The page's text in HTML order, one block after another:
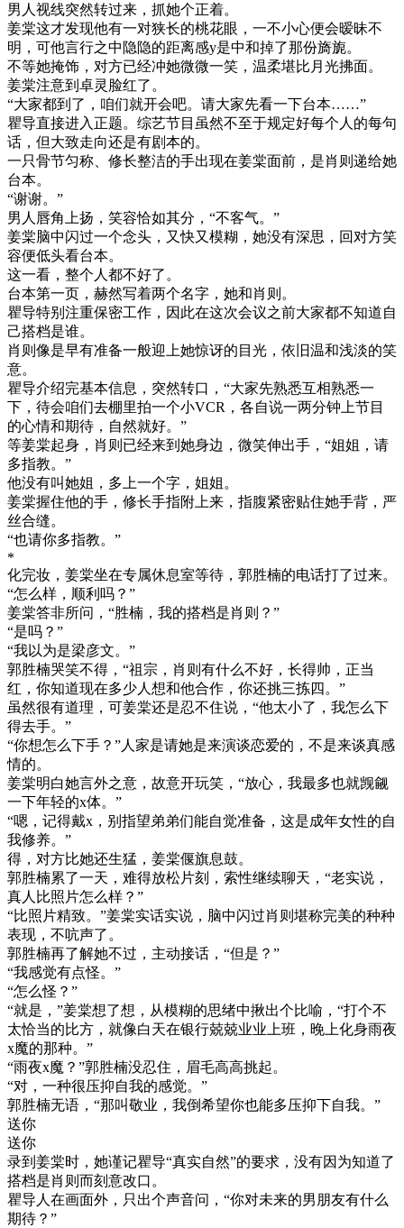
男人视线突然转过来，抓她个正着。
姜棠这才发现他有一对狭长的桃花眼，一不小心便会暧昧不
明，可他言行之中隐隐的距离感y是中和掉了那份旖旎。
不等她掩饰，对方已经冲她微微一笑，温柔堪比月光拂面。
姜棠注意到卓灵脸红了。
“大家都到了，咱们就开会吧。请大家先看一下台本……”
瞿导直接进入正题。综艺节目虽然不至于规定好每个人的每句
话，但大致走向还是有剧本的。
一只骨节匀称、修长整洁的手出现在姜棠面前，是肖则递给她
台本。
“谢谢。”
男人唇角上扬，笑容恰如其分，“不客气。”
姜棠脑中闪过一个念头，又快又模糊，她没有深思，回对方笑
容便低头看台本。
这一看，整个人都不好了。
台本第一页，赫然写着两个名字，她和肖则。
瞿导特别注重保密工作，因此在这次会议之前大家都不知道自
己搭档是谁。
肖则像是早有准备一般迎上她惊讶的目光，依旧温和浅淡的笑
意。
瞿导介绍完基本信息，突然转口，“大家先熟悉互相熟悉一
下，待会咱们去棚里拍一个小VCR，各自说一两分钟上节目
的心情和期待，自然就好。”
等姜棠起身，肖则已经来到她身边，微笑伸出手，“姐姐，请
多指教。”
他没有叫她姐，多上一个字，姐姐。
姜棠握住他的手，修长手指附上来，指腹紧密贴住她手背，严
丝合缝。
“也请你多指教。”
*
化完妆，姜棠坐在专属休息室等待，郭胜楠的电话打了过来。
“怎么样，顺利吗？”
姜棠答非所问，“胜楠，我的搭档是肖则？”
“是吗？”
“我以为是梁彦文。”
郭胜楠哭笑不得，“祖宗，肖则有什么不好，长得帅，正当
红，你知道现在多少人想和他合作，你还挑三拣四。”
虽然很有道理，可姜棠还是忍不住说，“他太小了，我怎么下
得去手。”
“你想怎么下手？”人家是请她是来演谈恋爱的，不是来谈真感
情的。
姜棠明白她言外之意，故意开玩笑，“放心，我最多也就觊觎
一下年轻的x体。”
“嗯，记得戴x，别指望弟弟们能自觉准备，这是成年女性的自
我修养。”
得，对方比她还生猛，姜棠偃旗息鼓。
郭胜楠累了一天，难得放松片刻，索性继续聊天，“老实说，
真人比照片怎么样？”
“比照片精致。”姜棠实话实说，脑中闪过肖则堪称完美的种种
表现，不吭声了。
郭胜楠再了解她不过，主动接话，“但是？”
“我感觉有点怪。”
“怎么怪？”
“就是，”姜棠想了想，从模糊的思绪中揪出个比喻，“打个不
太恰当的比方，就像白天在银行兢兢业业上班，晚上化身雨夜
x魔的那种。”
“雨夜x魔？”郭胜楠没忍住，眉毛高高挑起。
“对，一种很压抑自我的感觉。”
郭胜楠无语，“那叫敬业，我倒希望你也能多压抑下自我。”
送你
送你
录到姜棠时，她谨记瞿导“真实自然”的要求，没有因为知道了
搭档是肖则而刻意改口。
瞿导人在画面外，只出个声音问，“你对未来的男朋友有什么
期待？”